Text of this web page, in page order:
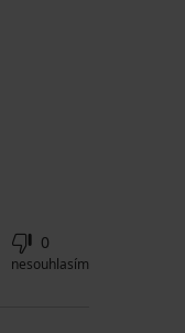
0
nesouhlasím